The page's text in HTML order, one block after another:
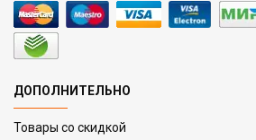
ДОПОЛНИТЕЛЬНО
Товары со скидкой